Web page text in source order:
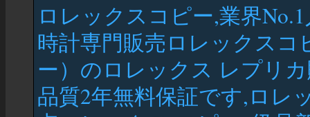
ロレックスコピー,業界
時計専門販売ロレックス
ー）のロレックス レプリ
品質2年無料保証です,ロレ